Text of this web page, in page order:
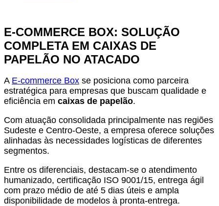
E-COMMERCE BOX: SOLUÇÃO
COMPLETA EM CAIXAS DE
PAPELÃO NO ATACADO
A E-commerce Box se posiciona como parceira
estratégica para empresas que buscam qualidade e
eficiência em caixas de papelão.
Com atuação consolidada principalmente nas regiões
Sudeste e Centro-Oeste, a empresa oferece soluções
alinhadas às necessidades logísticas de diferentes
segmentos.
Entre os diferenciais, destacam-se o atendimento
humanizado, certificação ISO 9001/15, entrega ágil
com prazo médio de até 5 dias úteis e ampla
disponibilidade de modelos à pronta-entrega.